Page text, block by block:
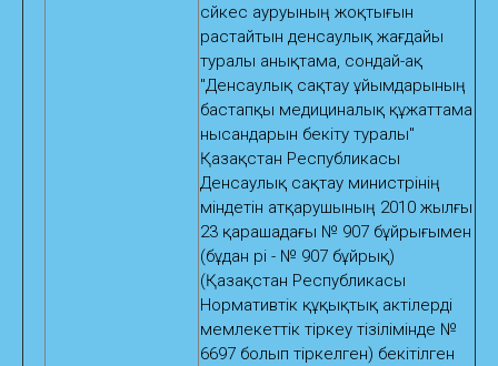
сәйкес ауруының жоқтығын
растайтын денсаулық жағдайы
туралы анықтама, сондай-ақ
"Денсаулық сақтау ұйымдарының
бастапқы медициналық құжаттама
нысандарын бекіту туралы"
Қазақстан Республикасы
Денсаулық сақтау министрінің
міндетін атқарушының 2010 жылғы
23 қарашадағы № 907 бұйрығымен
(бұдан әрі - № 907 бұйрық)
(Қазақстан Республикасы
Нормативтік құқықтық актілерді
мемлекеттік тіркеу тізілімінде №
6697 болып тіркелген) бекітілген